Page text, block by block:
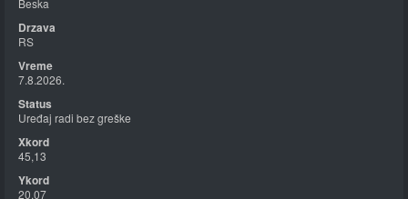
Beska
RS
7.8.2026.
Uređaj radi bez greške
45,13
20,07